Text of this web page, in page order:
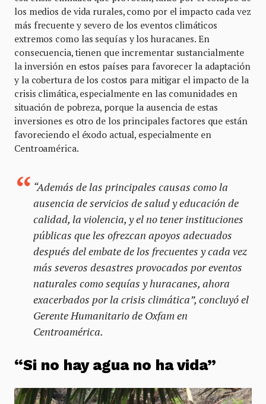
los medios de vida rurales, como por el impacto cada vez
más frecuente y severo de los eventos climáticos
extremos como las sequías y los huracanes. En
consecuencia, tienen que incrementar sustancialmente
la inversión en estos países para favorecer la adaptación
y la cobertura de los costos para mitigar el impacto de la
crisis climática, especialmente en las comunidades en
situación de pobreza, porque la ausencia de estas
inversiones es otro de los principales factores que están
favoreciendo el éxodo actual, especialmente en
Centroamérica.
“Además de las principales causas como la
ausencia de servicios de salud y educación de
calidad, la violencia, y el no tener instituciones
públicas que les ofrezcan apoyos adecuados
después del embate de los frecuentes y cada vez
más severos desastres provocados por eventos
naturales como sequías y huracanes, ahora
exacerbados por la crisis climática”, concluyó el
Gerente Humanitario de Oxfam en
Centroamérica.
“Si no hay agua no ha vida”